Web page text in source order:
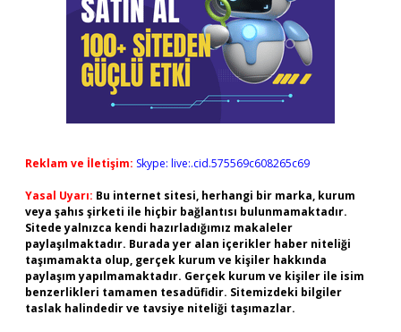
Reklam ve İletişim: Skype: live:.cid.575569c608265c69
Yasal Uyarı: Bu internet sitesi, herhangi bir marka, kurum
veya şahıs şirketi ile hiçbir bağlantısı bulunmamaktadır.
Sitede yalnızca kendi hazırladığımız makaleler
paylaşılmaktadır. Burada yer alan içerikler haber niteliği
taşımamakta olup, gerçek kurum ve kişiler hakkında
paylaşım yapılmamaktadır. Gerçek kurum ve kişiler ile isim
benzerlikleri tamamen tesadüfidir. Sitemizdeki bilgiler
taslak halindedir ve tavsiye niteliği taşımazlar.